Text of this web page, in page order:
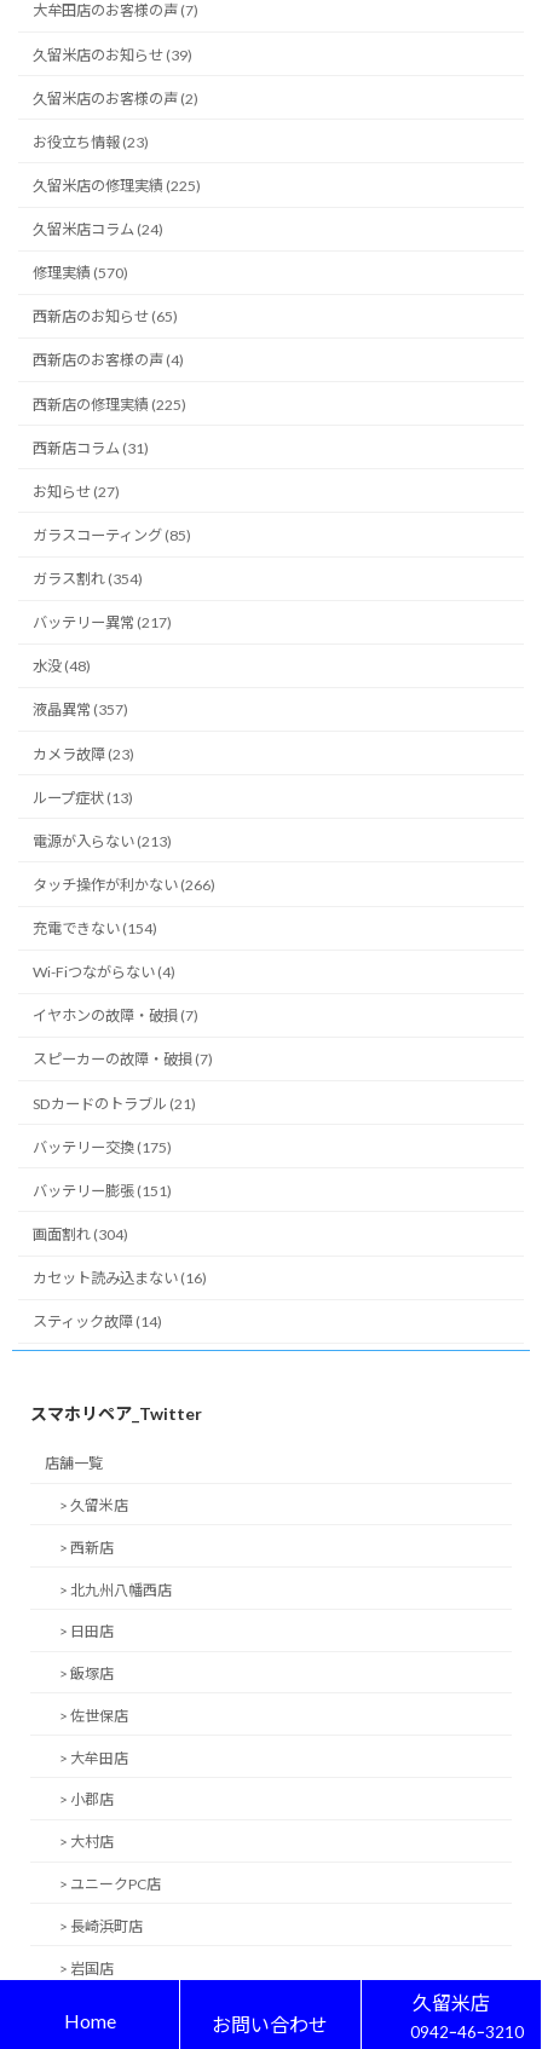
大牟田店のお客様の声 (7)
久留米店のお知らせ (39)
久留米店のお客様の声 (2)
お役立ち情報 (23)
久留米店の修理実績 (225)
久留米店コラム (24)
修理実績 (570)
西新店のお知らせ (65)
西新店のお客様の声 (4)
西新店の修理実績 (225)
西新店コラム (31)
お知らせ (27)
ガラスコーティング (85)
ガラス割れ (354)
バッテリー異常 (217)
水没 (48)
液晶異常 (357)
カメラ故障 (23)
ループ症状 (13)
電源が入らない (213)
タッチ操作が利かない (266)
充電できない (154)
Wi-Fiつながらない (4)
イヤホンの故障・破損 (7)
スピーカーの故障・破損 (7)
SDカードのトラブル (21)
バッテリー交換 (175)
バッテリー膨張 (151)
画面割れ (304)
カセット読み込まない (16)
スティック故障 (14)
スマホリペア_Twitter
店舗一覧
> 久留米店
> 西新店
> 北九州八幡西店
> 日田店
> 飯塚店
> 佐世保店
> 大牟田店
> 小郡店
> 大村店
> ユニークPC店
> 長崎浜町店
> 岩国店
Home お問い合わせ
久留米店
0942ｰ46ｰ3210